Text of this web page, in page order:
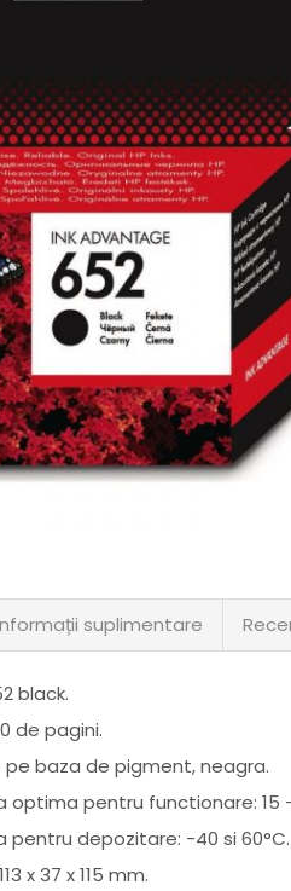
suplimentare
black.
de pagini.
pe baza de pigment, neagra.
optima pentru functionare: 15
pentru depozitare: -40 si 60°C.
x 37 x 115 mm.